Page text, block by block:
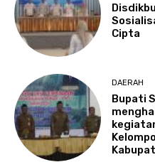
Cipta
DAERAH
Bupati